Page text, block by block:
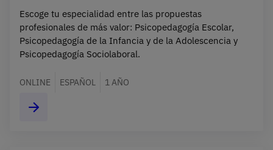
Escoge tu especialidad entre las propuestas
profesionales de más valor: Psicopedagogía Escolar,
Psicopedagogía de la Infancia y de la Adolescencia y
Psicopedagogía Sociolaboral.
ONLINE ESPAÑOL 1 AÑO